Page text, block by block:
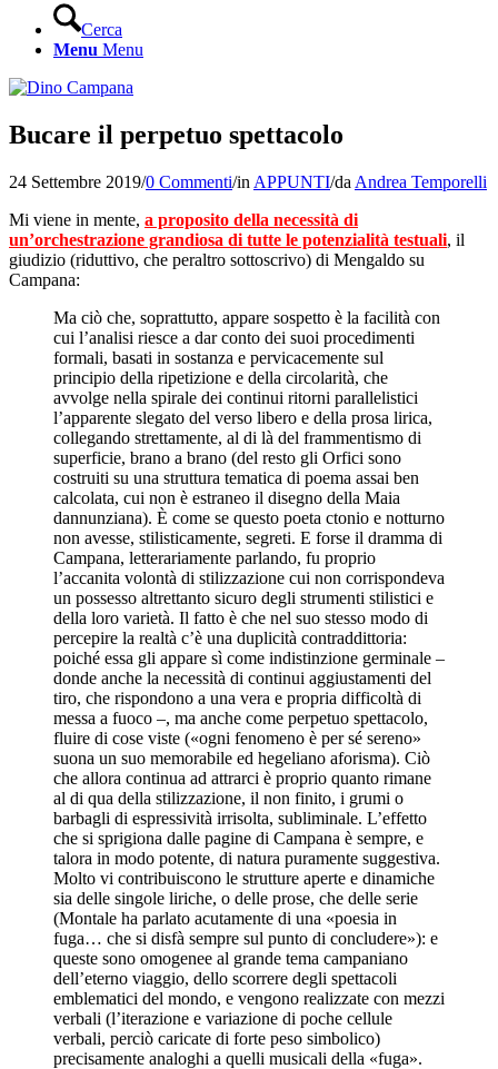
Cerca
Menu Menu
Bucare il perpetuo spettacolo
24 Settembre 2019/0 Commenti/in APPUNTI/da Andrea Temporelli
Mi viene in mente, a proposito della necessità di
un’orchestrazione grandiosa di tutte le potenzialità testuali, il
giudizio (riduttivo, che peraltro sottoscrivo) di Mengaldo su
Campana:
Ma ciò che, soprattutto, appare sospetto è la facilità con
cui l’analisi riesce a dar conto dei suoi procedimenti
formali, basati in sostanza e pervicacemente sul
principio della ripetizione e della circolarità, che
avvolge nella spirale dei continui ritorni parallelistici
l’apparente slegato del verso libero e della prosa lirica,
collegando strettamente, al di là del frammentismo di
superficie, brano a brano (del resto gli Orfici sono
costruiti su una struttura tematica di poema assai ben
calcolata, cui non è estraneo il disegno della Maia
dannunziana). È come se questo poeta ctonio e notturno
non avesse, stilisticamente, segreti. E forse il dramma di
Campana, letterariamente parlando, fu proprio
l’accanita volontà di stilizzazione cui non corrispondeva
un possesso altrettanto sicuro degli strumenti stilistici e
della loro varietà. Il fatto è che nel suo stesso modo di
percepire la realtà c’è una duplicità contraddittoria:
poiché essa gli appare sì come indistinzione germinale –
donde anche la necessità di continui aggiustamenti del
tiro, che rispondono a una vera e propria difficoltà di
messa a fuoco –, ma anche come perpetuo spettacolo,
fluire di cose viste («ogni fenomeno è per sé sereno»
suona un suo memorabile ed hegeliano aforisma). Ciò
che allora continua ad attrarci è proprio quanto rimane
al di qua della stilizzazione, il non finito, i grumi o
barbagli di espressività irrisolta, subliminale. L’effetto
che si sprigiona dalle pagine di Campana è sempre, e
talora in modo potente, di natura puramente suggestiva.
Molto vi contribuiscono le strutture aperte e dinamiche
sia delle singole liriche, o delle prose, che delle serie
(Montale ha parlato acutamente di una «poesia in
fuga… che si disfà sempre sul punto di concludere»): e
queste sono omogenee al grande tema campaniano
dell’eterno viaggio, dello scorrere degli spettacoli
emblematici del mondo, e vengono realizzate con mezzi
verbali (l’iterazione e variazione di poche cellule
verbali, perciò caricate di forte peso simbolico)
precisamente analoghi a quelli musicali della «fuga».